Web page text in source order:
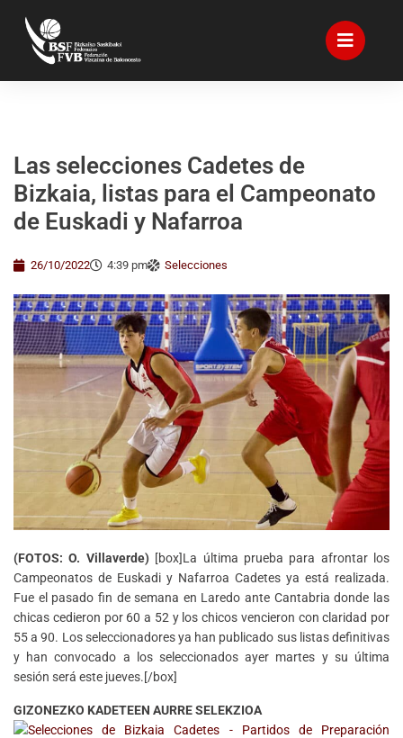
Las selecciones Cadetes de
Bizkaia, listas para el Campeonato
de Euskadi y Nafarroa
26/10/2022 4:39 pm Selecciones
(FOTOS: O. Villaverde)[box]La última prueba para afrontar los
Campeonatos de Euskadi y Nafarroa Cadetes ya está realizada.
Fue el pasado fin de semana en Laredo ante Cantabria donde las
chicas cedieron por 60 a 52 y los chicos vencieron con claridad por
55 a 90. Los seleccionadores ya han publicado sus listas definitivas
y han convocado a los seleccionados ayer martes y su última
sesión será este jueves.[/box]
GIZONEZKO KADETEEN AURRE SELEKZIOA